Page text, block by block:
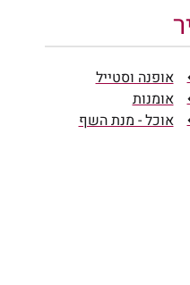
אופנה וסטייל
אומנות
אוכל - מנת השף